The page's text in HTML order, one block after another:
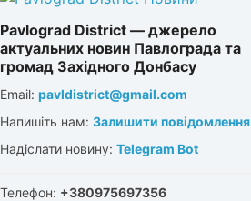
Pavlograd District — джерело
актуальних новин Павлограда та
громад Західного Донбасу
Email: pavldistrict@gmail.com
Напишіть нам: Залишити повідомлення
Надіслати новину: Telegram Bot
Телефон: +380975697356